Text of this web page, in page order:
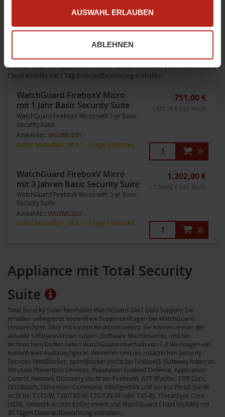
AUSWAHL ERLAUBEN
ABLEHNEN
von 1-2 Werktagen ein kostenfreies Austauschgerät. Bei den neuen
Modellen ist das Access Portal bereits enthalten (außer bei T115-W,
T20/T20-W, T25/T25-W oder T35-R), bei den Modellen M270, M370, M470,
M570, M670, FireboxV und Firebox Cloud ist die Total Security Suite
erforderlich. Weiterhin sind die zusätzlichen Security Services WebBlocker,
spamBlocker, Gateway Antivirus, Intrusion Prevention Services, Reputation
Enabled Defense, Application Control, Network Discovery und WatchGuard
Cloud Visibility mit 1 Tag Datenaufbewahrung enthalten.
WatchGuard FireboxV Micro
mit 1 Jahr Basic Security Suite
WatchGuard FireboxV Micro with 1-yr Basic
Security Suite
Artikel-Nr.: WGVMC031
sofort bestellbar, i.d.R. 2-3 Tage Lieferzeit
751,00 €
= 871.16 € inkl. MwSt
WatchGuard FireboxV Micro
mit 3 Jahren Basic Security Suite
WatchGuard FireboxV Micro with 3-yr Basic
Security Suite
Artikel-Nr.: WGVMC033
sofort bestellbar, i.d.R. 2-3 Tage Lieferzeit
1.202,00 €
= 1.39432 € inkl. MwSt
Appliance mit Total Security
Suite
Total Security Suite: beinhaltet WatchGuard 24x7 Gold Support; Sie
erhalten unbegrenzt kostenfreie Supportanfragen bei WatchGuard
(Ansprechzeit 24x7 mit kurzen Reaktionszeiten); Sie können immer die
aktuelle Softwareversion nutzen (Software Maintenance), und bei
technischem Defekt liefert WatchGuard innerhalb von 1-2 Werktagen ein
kostenfreies Austauschgerät. Weiterhin sind die zusätzlichen Security
Services WebBlocker, spamBlocker (nicht bei FireboxV), Gateway Antivirus,
Intrusion Prevention Services, Reputation Enabled Defense, Application
Control, Network Discovery (nicht bei FireboxV), APT Blocker, EDR Core,
DNSWatch, Dimension Command, IntelligentAV und Access Portal (beide
nicht bei T115-W, T20/T20-W, T25/T25-W oder T35-R), ThreatSync Core
(XDR), Network Access Enforcement und WatchGuard Cloud Visibility mit
30 Tagen Datenaufbewahrung enthalten.